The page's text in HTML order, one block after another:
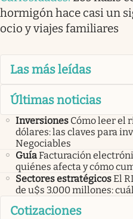
hormigón hace casi un
ocio y viajes familiares
Las más leídas
Últimas noticias
Inversiones Cómo leer el
dólares: las claves para
Negociables
GuíaFacturación
quiénes afecta y cómo
Sectores estratégicosEl
de u$s 3.000 millones:
Cotizaciones